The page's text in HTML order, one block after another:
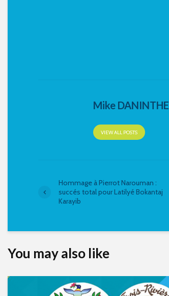
Mike DANINTHE
VIEW ALL POSTS
Hommage à Pierrot Narouman :
succés total pour Latilyé Bokantaj
Karayib
You may also like